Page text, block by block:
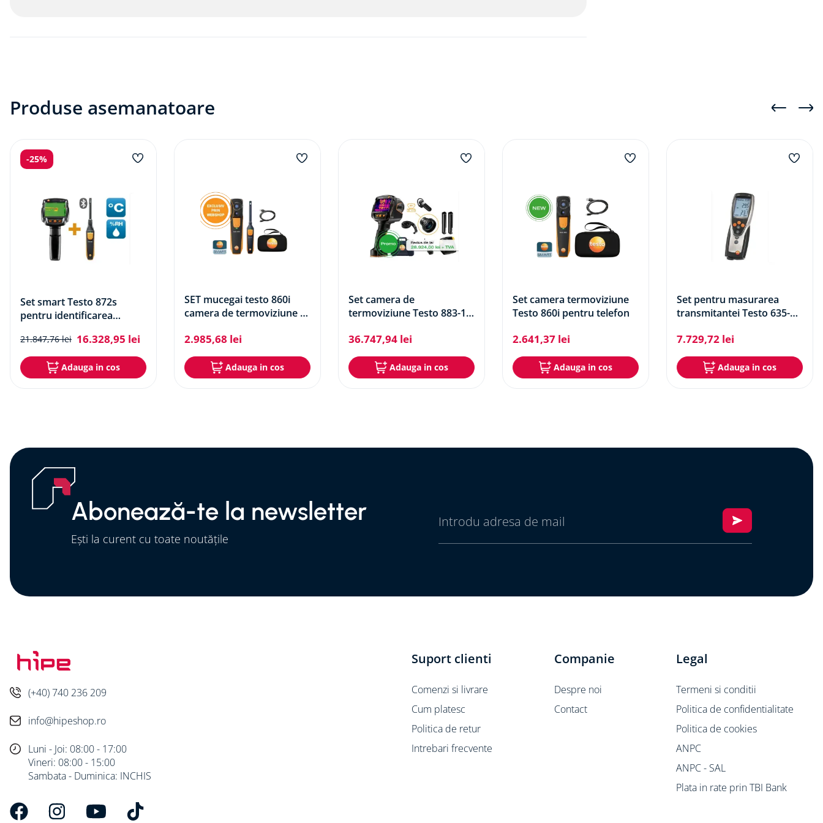
Produse asemanatoare
-25%
Set smart Testo 872s
pentru identificarea
cladiri
21.847,76 lei 16.328,95 lei
Adauga in cos
SET mucegai testo 860i
camera de termoviziune și
2.985,68 lei
Adauga in cos
Set camera de
termoviziune Testo 883-1
accesorii
36.747,94 lei
Adauga in cos
Set camera termoviziune
Testo 860i pentru telefon
2.641,37 lei
Adauga in cos
Set pentru masurarea
transmitantei Testo 635-2 -
7.729,72 lei
Adauga in cos
Abonează-te la newsletter
Ești la curent cu toate noutățile
(+40) 740 236 209
info@hipeshop.ro
Luni - Joi: 08:00 - 17:00
Vineri: 08:00 - 15:00
Sambata - Duminica: INCHIS
Suport clienti
Comenzi si livrare
Cum platesc
Politica de retur
Intrebari frecvente
Companie
Despre noi
Contact
Legal
Termeni si conditii
Politica de confidentialitate
Politica de cookies
ANPC
ANPC - SAL
Plata in rate prin TBI Bank